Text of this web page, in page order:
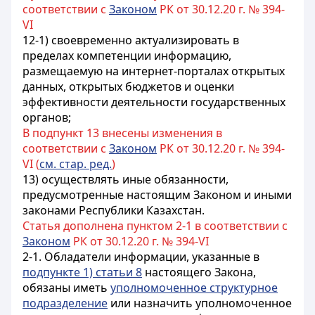
соответствии с Законом РК от 30.12.20 г. № 394-
VI
12-1) своевременно актуализировать в
пределах компетенции информацию,
размещаемую на интернет-порталах открытых
данных, открытых бюджетов и оценки
эффективности деятельности государственных
органов;
В подпункт 13 внесены изменения в
соответствии с Законом РК от 30.12.20 г. № 394-
VI (см. стар. ред.)
13) осуществлять иные обязанности,
предусмотренные настоящим Законом и иными
законами Республики Казахстан.
Статья дополнена пунктом 2-1 в соответствии с
Законом РК от 30.12.20 г. № 394-VI
2-1. Обладатели информации, указанные в
подпункте 1) статьи 8 настоящего Закона,
обязаны иметь уполномоченное структурное
подразделение или назначить уполномоченное